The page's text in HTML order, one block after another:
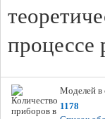
процессе
Моделей в
1178